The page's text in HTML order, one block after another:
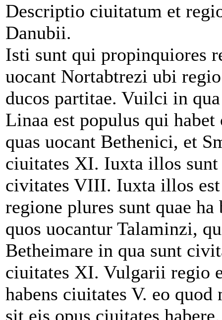
Descriptio ciuitatum et
Danubii.
Isti sunt qui propinquiores
uocant Nortabtrezi ubi
ducos partitae. Vuilci in
Linaa est populus qui
quas uocant Bethenici, et
ciuitates XI. Iuxta illos
civitates VIII. Iuxta illos
regione plures sunt quae
quos uocantur Talaminzi,
Betheimare in qua sunt
ciuitates XI. Vulgarii regio
habens ciuitates V. eo
sit eis opus ciuitates